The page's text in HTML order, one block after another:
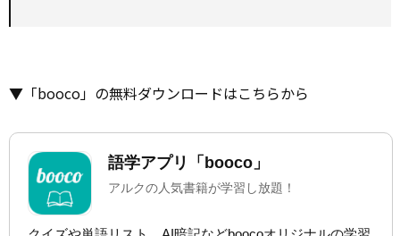
▼「booco」の無料ダウンロードはこちらから